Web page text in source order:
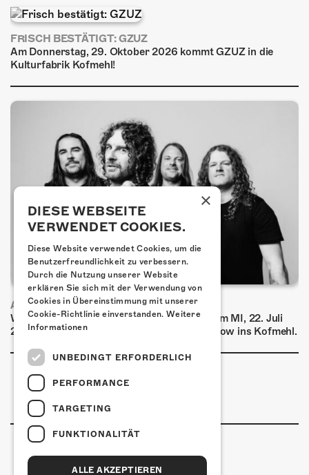
FRISCH BESTÄTIGT: GZUZ
Am Donnerstag, 29. Oktober 2026 kommt GZUZ in die
Kulturfabrik Kofmehl!
AIRBOURNE - SPECIAL SUMMER SHOW
Wow, das ist ein Ding! Airbourne kommen am MI, 22. Juli
2026 für eine exklusive Special Summer Show ins Kofmehl.
×
DIESE WEBSEITE
VERWENDET COOKIES.
Diese Website verwendet Cookies, um die
Benutzerfreundlichkeit zu verbessern.
Durch die Nutzung unserer Website
erklären Sie sich mit der Verwendung von
Cookies in Übereinstimmung mit unserer
Cookie-Richtlinie einverstanden. Weitere
Informationen
UNBEDINGT ERFORDERLICH
PERFORMANCE
TARGETING
FUNKTIONALITÄT
ALLE AKZEPTIEREN